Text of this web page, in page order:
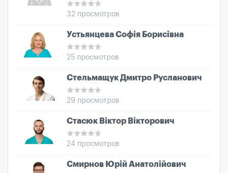
32 просмотров
Устьянцева Софія Борисівна
25 просмотров
Стельмащук Дмитро Русланович
29 просмотров
Стасюк Віктор Вікторович
24 просмотров
Смирнов Юрій Анатолійович